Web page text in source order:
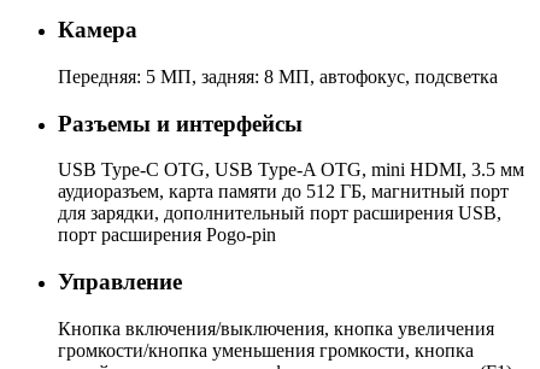
Камера
Передняя: 5 МП, задняя: 8 МП, автофокус, подсветка
Разъемы и интерфейсы
USB Type-C OTG, USB Type-A OTG, mini HDMI, 3.5 мм
аудиоразъем, карта памяти до 512 ГБ, магнитный порт
для зарядки, дополнительный порт расширения USB,
порт расширения Pogo-pin
Управление
Кнопка включения/выключения, кнопка увеличения
громкости/кнопка уменьшения громкости, кнопка